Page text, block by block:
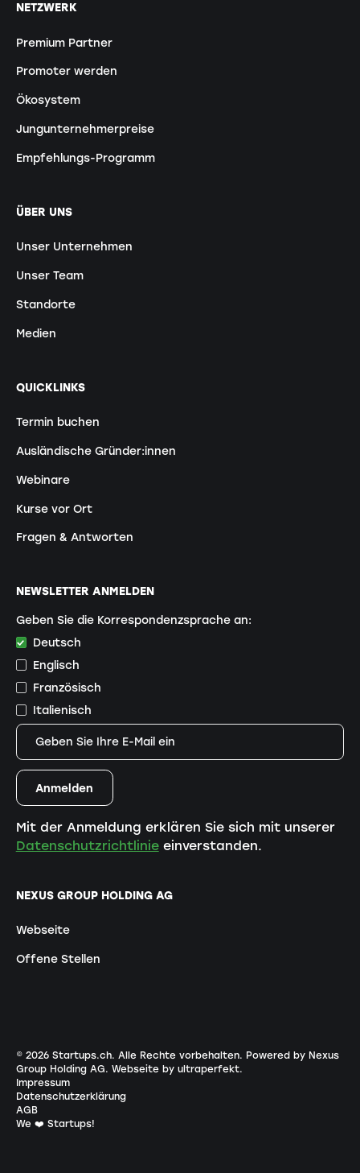
NETZWERK
Premium Partner
Promoter werden
Ökosystem
Jungunternehmerpreise
Empfehlungs-Programm
ÜBER UNS
Unser Unternehmen
Unser Team
Standorte
Medien
QUICKLINKS
Termin buchen
Ausländische Gründer:innen
Webinare
Kurse vor Ort
Fragen & Antworten
NEXUS GROUP HOLDING AG
Webseite
Offene Stellen
NEWSLETTER ANMELDEN
Geben Sie die Korrespondenzsprache an:
Deutsch
Englisch
Französisch
Italienisch
Mit der Anmeldung erklären Sie sich mit unserer
Datenschutzrichtlinieeinverstanden.
© 2026Startups.ch. Alle Rechte vorbehalten. Powered by Nexus
Group Holding AG. Webseite by ultraperfekt.
Impressum
Datenschutzerklärung
AGB
We ❤️ Startups!